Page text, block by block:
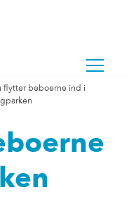
flytter beboerne ind i